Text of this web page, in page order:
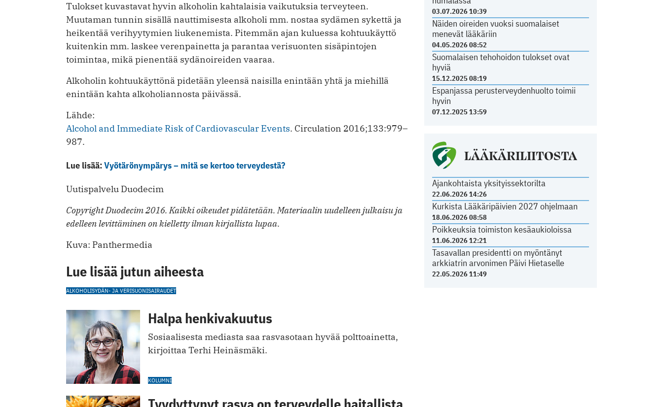
03.07.2026 10:39
Näiden oireiden vuoksi suomalaiset
menevät lääkäriin
04.05.2026 08:52
Suomalaisen tehohoidon tulokset ovat
hyviä
15.12.2025 08:19
Espanjassa perusterveydenhuolto toimii
hyvin
07.12.2025 13:59
LÄÄKÄRILIITOSTA
Ajankohtaista yksityissektorilta
22.06.2026 14:26
Kurkista Lääkäripäivien 2027 ohjelmaan
18.06.2026 08:58
Poikkeuksia toimiston kesäaukioloissa
11.06.2026 12:21
Tasavallan presidentti on myöntänyt
arkkiatrin arvonimen Päivi Hietaselle
22.05.2026 11:49
Tulokset kuvastavat hyvin alkoholin kahtalaisia vaikutuksia terveyteen.
Muutaman tunnin sisällä nauttimisesta alkoholi mm. nostaa sydämen sykettä ja
heikentää verihyytymien liukenemista. Pitemmän ajan kuluessa kohtuukäyttö
kuitenkin mm. laskee verenpainetta ja parantaa verisuonten sisäpintojen
toimintaa, mikä pienentää sydänoireiden vaaraa.
Alkoholin kohtuukäyttönä pidetään yleensä naisilla enintään yhtä ja miehillä
enintään kahta alkoholiannosta päivässä.
Lähde:
Alcohol and Immediate Risk of Cardiovascular Events. Circulation 2016;133:979–
987.
Lue lisää:Vyötärönympärys – mitä se kertoo terveydestä?
Uutispalvelu Duodecim
Copyright Duodecim 2016. Kaikki oikeudet pidätetään. Materiaalin uudelleen julkaisu ja
edelleen levittäminen on kielletty ilman kirjallista lupaa.
Kuva: Panthermedia
Lue lisää jutun aiheesta
ALKOHOLISYDÄN- JA VERISUONISAIRAUDET
Halpa henkivakuutus
Sosiaalisesta mediasta saa rasvasotaan hyvää polttoainetta,
kirjoittaa Terhi Heinäsmäki.
KOLUMNI